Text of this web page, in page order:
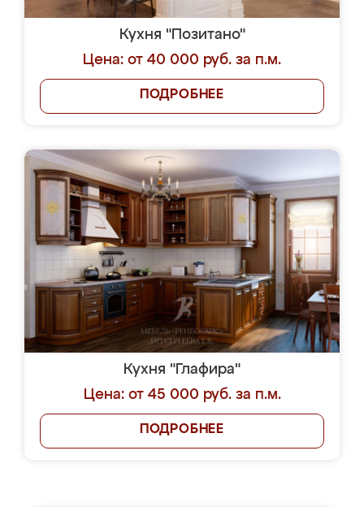
Кухня "Позитано"
Цена: от 40 000 руб. за п.м.
ПОДРОБНЕЕ
Кухня "Глафира"
Цена: от 45 000 руб. за п.м.
ПОДРОБНЕЕ